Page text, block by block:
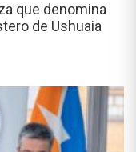
que denomina
de Ushuaia